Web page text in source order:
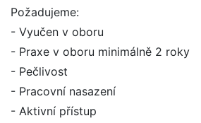
Požadujeme:
- Vyučen v oboru
- Praxe v oboru minimálně 2 roky
- Pečlivost
- Pracovní nasazení
- Aktivní přístup